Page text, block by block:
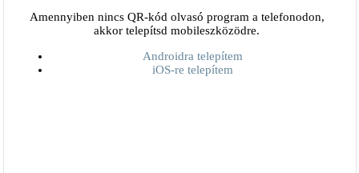
Amennyiben nincs QR-kód olvasó program a telefonodon,
akkor telepítsd mobileszközödre.
Androidra telepítem
iOS-re telepítem